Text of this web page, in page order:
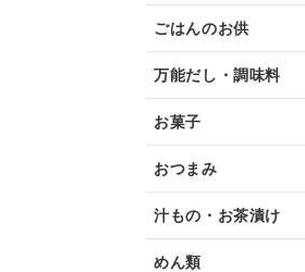
ごはんのお供
万能だし・調味料
お菓子
おつまみ
汁もの・お茶漬け
めん類